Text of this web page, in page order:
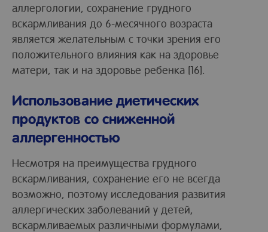
аллергологии, сохранение грудного
вскармливания до 6-месячного возраста
является желательным с точки зрения его
положительного влияния как на здоровье
матери, так и на здоровье ребенка [16].
Использование диетических
продуктов со сниженной
аллергенностью
Несмотря на преимущества грудного
вскармливания, сохранение его не всегда
возможно, поэтому исследования развития
аллергических заболеваний у детей,
вскармливаемых различными формулами,